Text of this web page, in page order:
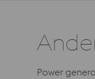
Power